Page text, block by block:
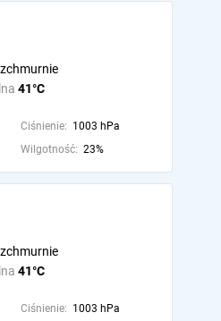
41°C
Ciśnienie: 1003 hPa
Wilgotność: 23%
41°C
Ciśnienie: 1003 hPa